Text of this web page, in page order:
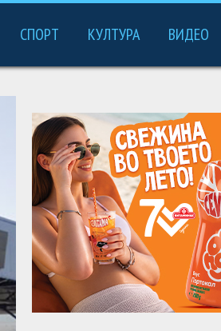
СПОРТ КУЛТУРА ВИДЕО